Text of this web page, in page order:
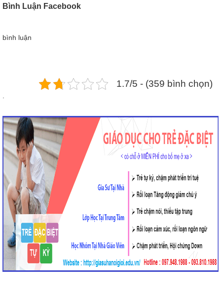
Bình Luận Facebook
bình luận
1.7/5 - (359 bình chọn)
.